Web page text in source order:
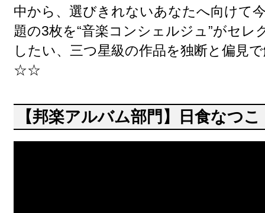
中から、選びきれないあなたへ向けて
題の3枚を“音楽コンシェルジュ”がセレ
したい、三つ星級の作品を独断と偏見
☆☆
【邦楽アルバム部門】日食なつ